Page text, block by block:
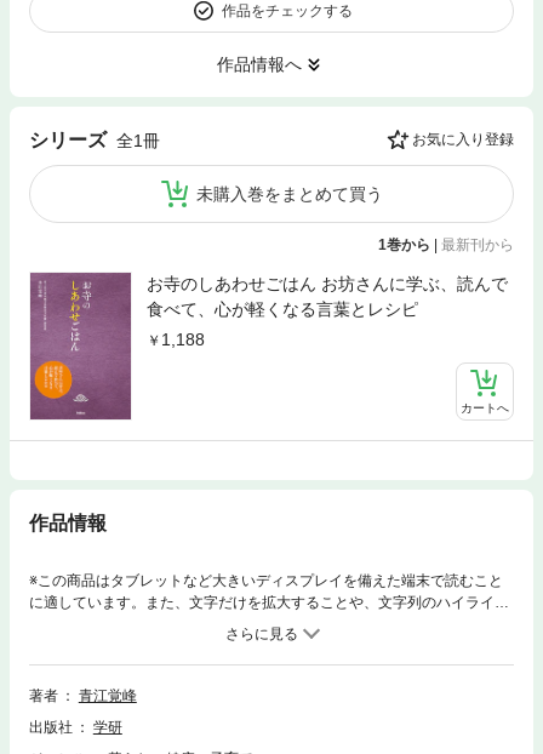
作品をチェックする
作品情報へ
シリーズ 全1冊 お気に入り登録
未購入巻をまとめて買う
1巻から | 最新刊から
お寺のしあわせごはん お坊さんに学ぶ、読んで
食べて、心が軽くなる言葉とレシピ
1,188
カートへ
作品情報
※この商品はタブレットなど大きいディスプレイを備えた端末で読むこと
に適しています。また、文字だけを拡大することや、文字列のハイライ
ト、検索、辞書の参照、引用などの機能が使用できません。命をありがた
く、おいしくいただく料理の作り方、食の作法を伝授。キッチン空間の整
え方から、食器、調理器具の選び方、掃除術にいたるまで、食を通じて仏
教の教えを実践し、悩みから解放されるためのヒントと、家庭で簡単に作
著者
青江覚峰
出版社
学研